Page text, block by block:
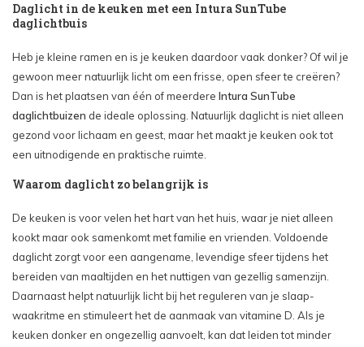
Daglicht in de keuken met een Intura SunTube
daglichtbuis
Heb je kleine ramen en is je keuken daardoor vaak donker? Of wil je
gewoon meer natuurlijk licht om een frisse, open sfeer te creëren?
Dan is het plaatsen van één of meerdere Intura SunTube
daglichtbuizen de ideale oplossing. Natuurlijk daglicht is niet alleen
gezond voor lichaam en geest, maar het maakt je keuken ook tot
een uitnodigende en praktische ruimte.
Waarom daglicht zo belangrijk is
De keuken is voor velen het hart van het huis, waar je niet alleen
kookt maar ook samenkomt met familie en vrienden. Voldoende
daglicht zorgt voor een aangename, levendige sfeer tijdens het
bereiden van maaltijden en het nuttigen van gezellig samenzijn.
Daarnaast helpt natuurlijk licht bij het reguleren van je slaap-
waakritme en stimuleert het de aanmaak van vitamine D. Als je
keuken donker en ongezellig aanvoelt, kan dat leiden tot minder